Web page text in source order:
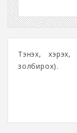
Тэнэх, хэрэх,
золбирох).